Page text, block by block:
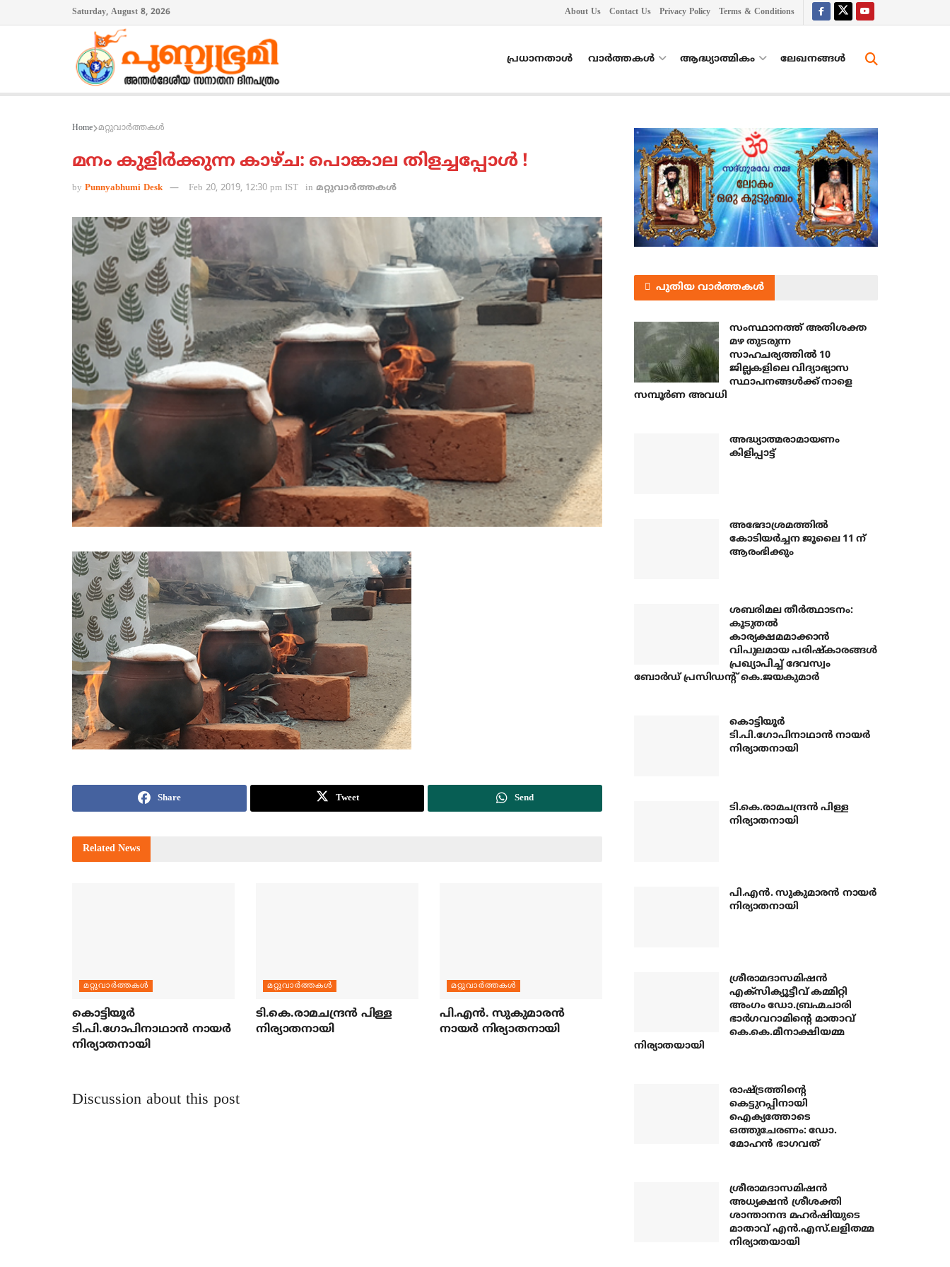
Saturday, August 8, 2026 About Us Contact Us Privacy Policy Terms & Conditions
പ്രധാനതാൾ വാർത്തകൾ ആദ്ധ്യാത്മികം ലേഖനങ്ങള്‍
Home മറ്റുവാര്‍ത്തകള്‍
മനം കുളിര്‍ക്കുന്ന കാഴ്ച: പൊങ്കാല തിളച്ചപ്പോള്‍ !
by Punnyabhumi Desk Feb 20, 2019, 12:30 pm IST in മറ്റുവാര്‍ത്തകള്‍
Share Tweet Send
Related News
മറ്റുവാര്‍ത്തകള്‍
കൊട്ടിയൂര്‍
ടി.പി.ഗോപിനാഥാന്‍ നായര്‍
നിര്യാതനായി
മറ്റുവാര്‍ത്തകള്‍
ടി.കെ.രാമചന്ദ്രന്‍ പിള്ള
നിര്യാതനായി
മറ്റുവാര്‍ത്തകള്‍
പി.എന്‍. സുകുമാരന്‍
നായര്‍ നിര്യാതനായി
Discussion about this post
പുതിയ വാർത്തകൾ
സംസ്ഥാനത്ത് അതിശക്ത
മഴ തുടരുന്ന
സാഹചര്യത്തിൽ 10
ജില്ലകളിലെ വിദ്യാഭ്യാസ
സ്ഥാപനങ്ങൾക്ക് നാളെ
സമ്പൂർണ അവധി
അദ്ധ്യാത്മരാമായണം
കിളിപ്പാട്ട്
അഭേദാശ്രമത്തില്‍
കോടിയര്‍ച്ചന ജൂലൈ 11 ന്
ആരംഭിക്കും
ശബരിമല തീര്‍ത്ഥാടനം:
കൂടുതല്‍
കാര്യക്ഷമമാക്കാന്‍
വിപുലമായ പരിഷ്‌കാരങ്ങള്‍
പ്രഖ്യാപിച്ച് ദേവസ്വം
ബോര്‍ഡ് പ്രസിഡന്റ് കെ.ജയകുമാര്‍
കൊട്ടിയൂര്‍
ടി.പി.ഗോപിനാഥാന്‍ നായര്‍
നിര്യാതനായി
ടി.കെ.രാമചന്ദ്രന്‍ പിള്ള
നിര്യാതനായി
പി.എന്‍. സുകുമാരന്‍ നായര്‍
നിര്യാതനായി
ശ്രീരാമദാസമിഷന്‍
എക്‌സിക്യൂട്ടീവ് കമ്മിറ്റി
അംഗം ഡോ.ബ്രഹ്മചാരി
ഭാര്‍ഗവറാമിന്റെ മാതാവ്
കെ.കെ.മീനാക്ഷിയമ്മ
നിര്യാതയായി
രാഷ്ട്രത്തിന്റെ
കെട്ടുറപ്പിനായി
ഐക്യത്തോടെ
ഒത്തുചേരണം: ഡോ.
മോഹന്‍ ഭാഗവത്
ശ്രീരാമദാസമിഷന്‍
അധ്യക്ഷന്‍ ശ്രീശക്തി
ശാന്താനന്ദ മഹര്‍ഷിയുടെ
മാതാവ് എന്‍.എസ്.ലളിതമ്മ
നിര്യാതയായി